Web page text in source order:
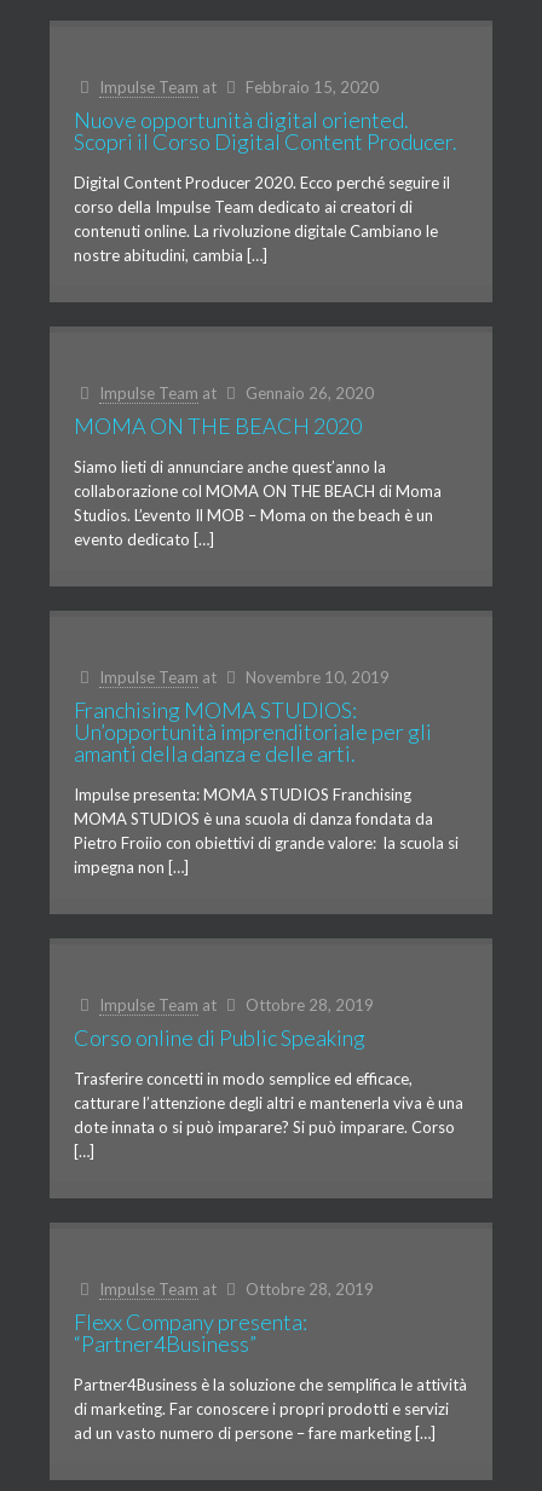
Impulse Team at Febbraio 15, 2020
Nuove opportunità digital oriented.
Scopri il Corso Digital Content Producer.
Digital Content Producer 2020. Ecco perché seguire il
corso della Impulse Team dedicato ai creatori di
contenuti online. La rivoluzione digitale Cambiano le
nostre abitudini, cambia […]
Impulse Team at Gennaio 26, 2020
MOMA ON THE BEACH 2020
Siamo lieti di annunciare anche quest’anno la
collaborazione col MOMA ON THE BEACH di Moma
Studios. L’evento Il MOB – Moma on the beach è un
evento dedicato […]
Impulse Team at Novembre 10, 2019
Franchising MOMA STUDIOS:
Un’opportunità imprenditoriale per gli
amanti della danza e delle arti.
Impulse presenta: MOMA STUDIOS Franchising
MOMA STUDIOS è una scuola di danza fondata da
Pietro Froiio con obiettivi di grande valore: la scuola si
impegna non […]
Impulse Team at Ottobre 28, 2019
Corso online di Public Speaking
Trasferire concetti in modo semplice ed efficace,
catturare l’attenzione degli altri e mantenerla viva è una
dote innata o si può imparare? Si può imparare. Corso
[…]
Impulse Team at Ottobre 28, 2019
Flexx Company presenta:
“Partner4Business”
Partner4Business è la soluzione che semplifica le attività
di marketing. Far conoscere i propri prodotti e servizi
ad un vasto numero di persone – fare marketing […]